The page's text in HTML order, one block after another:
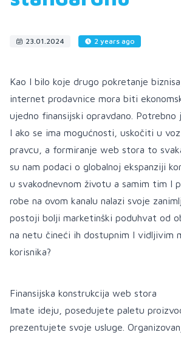
23.01.2024 2 years ago
Kao I bilo koje drugo pokretanje
internet prodavnice mora biti
ujedno finansijski opravdano.
I ako se ima mogućnosti, uskočiti u
pravcu, a formiranje web stora to
su nam podaci o globalnoj ekspanziji
u svakodnevnom životu a samim tim I
robe na ovom kanalu nalazi svoje
postoji bolji marketinški poduhvat od
na netu čineći ih dostupnim I vidljivim
korisnika?
Finansijska konstrukcija web stora
Imate ideju, posedujete paletu
prezentujete svoje usluge.